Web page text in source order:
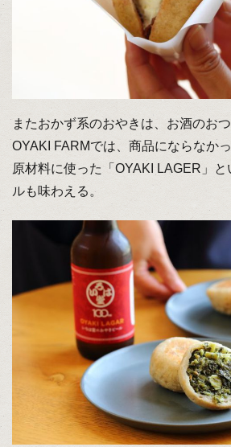
またおかず系のおやきは、お酒のおつ
OYAKI FARMでは、商品にならなか
原材料に使った「OYAKI LAGER」
ルも味わえる。